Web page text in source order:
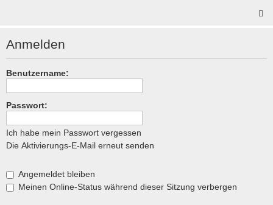
Anmelden
Benutzername:
Passwort:
Ich habe mein Passwort vergessen
Die Aktivierungs-E-Mail erneut senden
Angemeldet bleiben
Meinen Online-Status während dieser Sitzung verbergen